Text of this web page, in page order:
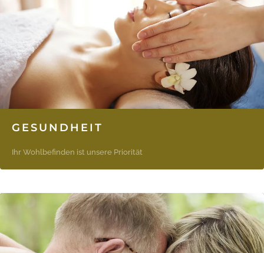
GESUNDHEIT
Ihr Wohlbefinden ist unsere Priorität